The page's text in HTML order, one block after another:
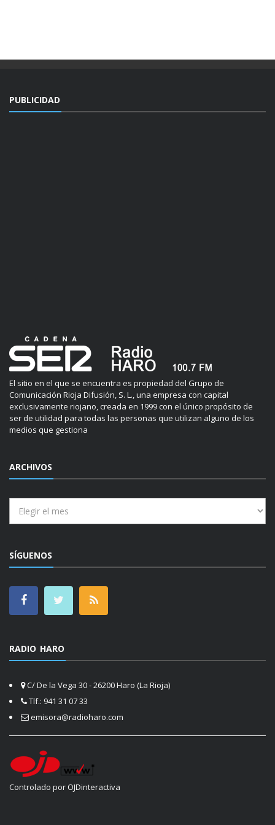
PUBLICIDAD
El sitio en el que se encuentra es propiedad del Grupo de
Comunicación Rioja Difusión, S. L., una empresa con capital
exclusivamente riojano, creada en 1999 con el único propósito de
ser de utilidad para todas las personas que utilizan alguno de los
medios que gestiona
ARCHIVOS
SÍGUENOS
RADIO HARO
C/ De la Vega 30 - 26200 Haro (La Rioja)
Tlf.: 941 31 07 33
emisora@radioharo.com
Controlado por OJDinteractiva